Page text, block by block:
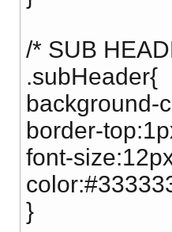
/* SUB
.subHeader{
background-
border-
font-
}